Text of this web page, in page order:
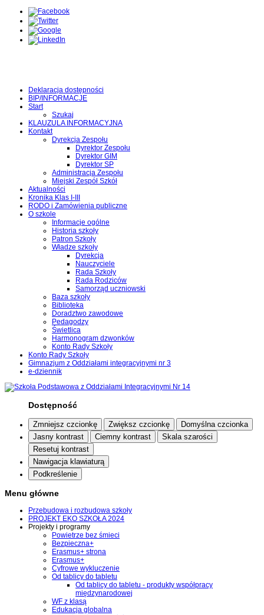
Deklaracja dostępności
BIP/INFORMACJE
Start
Szukaj
KLAUZULA INFORMACYJNA
Kontakt
Dyrekcja Zespołu
Dyrektor Zespołu
Dyrektor GIM
Dyrektor SP
Administracja Zespołu
Miejski Zespół Szkół
Aktualności
Kronika Klas I-III
RODO i Zamówienia publiczne
O szkole
Informacje ogólne
Historia szkoły
Patron Szkoły
Władze szkoły
Dyrekcja
Nauczyciele
Rada Szkoły
Rada Rodziców
Samorząd uczniowski
Baza szkoły
Biblioteka
Doradztwo zawodowe
Pedagodzy
Świetlica
Harmonogram dzwonków
Konto Rady Szkoły
Konto Rady Szkoły
Gimnazjum z Oddziałami integracyjnymi nr 3
e-dziennik
Dostępność
Zmniejsz czcionkę Zwiększ czcionkę
Domyślna czcionka
Jasny kontrast
Ciemny kontrast
Skala szarości
Resetuj kontrast
Nawigacja klawiaturą
Podkreślenie
Menu główne
Przebudowa i rozbudowa szkoły
PROJEKT EKO SZKOŁA 2024
Projekty i programy
Powietrze bez śmieci
Bezpieczna+
Erasmus+ strona
Erasmus+
Cyfrowe wykluczenie
Od tablicy do tabletu
Od tablicy do tabletu - produkty współpracy
międzynarodowej
WF z klasą
Edukacja globalna